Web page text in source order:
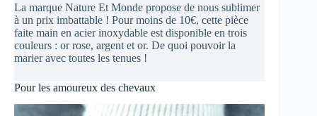
La marque Nature Et Monde propose de nous sublimer
à un prix imbattable ! Pour moins de 10€, cette pièce
faite main en acier inoxydable est disponible en trois
couleurs : or rose, argent et or. De quoi pouvoir la
marier avec toutes les tenues !
Pour les amoureux des chevaux